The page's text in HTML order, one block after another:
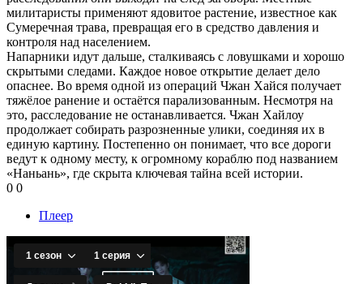
милитаристы применяют ядовитое растение, известное как
Сумеречная трава, превращая его в средство давления и
контроля над населением.
Напарники идут дальше, сталкиваясь с ловушками и хорошо
скрытыми следами. Каждое новое открытие делает дело
опаснее. Во время одной из операций Чжан Хайся получает
тяжёлое ранение и остаётся парализованным. Несмотря на
это, расследование не останавливается. Чжан Хайлоу
продолжает собирать разрозненные улики, соединяя их в
единую картину. Постепенно он понимает, что все дороги
ведут к одному месту, к огромному кораблю под названием
«Наньань», где скрыта ключевая тайна всей истории.
0 0
Плеер